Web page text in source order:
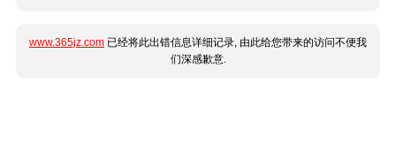
www.365jz.com 已经将此出错信息详细记录, 由此给您带来的访问不便我
们深感歉意.